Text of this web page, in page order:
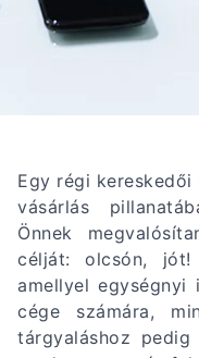
Egy régi kereskedői
vásárlás
Önnek
célját: olcsón, jót!
amellyel
cége számára,
tárgyaláshoz pedig